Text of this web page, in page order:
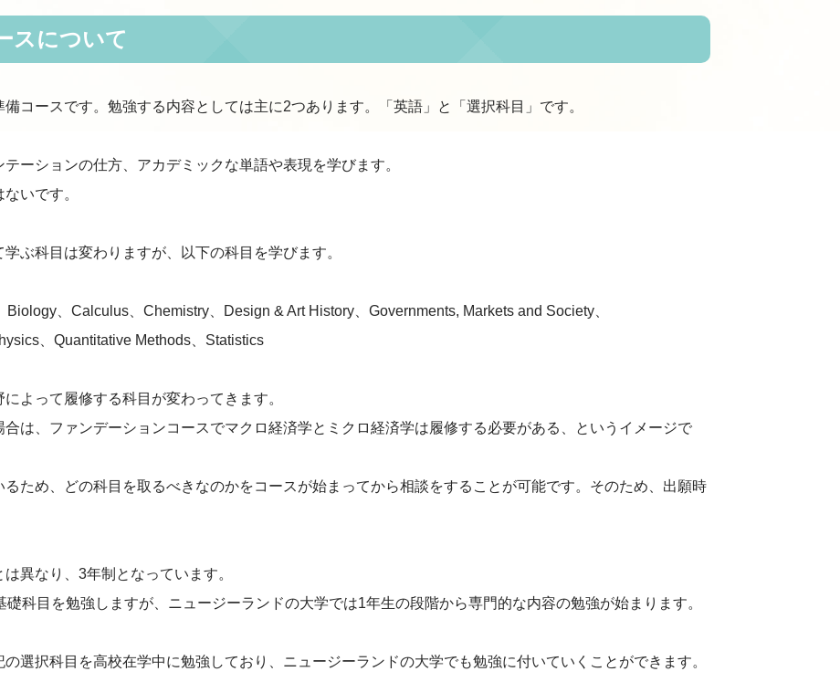
スについて
コースです。勉強する内容としては主に2つあります。「英語」と「選択科目」です。
ーションの仕方、アカデミックな単語や表現を学びます。
いです。
ぶ科目は変わりますが、以下の科目を学びます。
、Calculus、Chemistry、Design & Art History、Governments, Markets and Society、
、Quantitative Methods、Statistics
よって履修する科目が変わってきます。
は、ファンデーションコースでマクロ経済学とミクロ経済学は履修する必要がある、というイメージで
ため、どの科目を取るべきなのかをコースが始まってから相談をすることが可能です。そのため、出願時
異なり、3年制となっています。
科目を勉強しますが、ニュージーランドの大学では1年生の段階から専門的な内容の勉強が始まります。
選択科目を高校在学中に勉強しており、ニュージーランドの大学でも勉強に付いていくことができます。